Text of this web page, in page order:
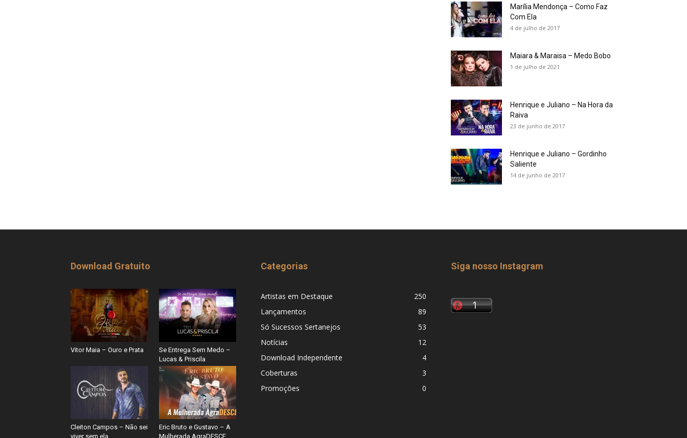
Marília Mendonça – Como Faz
Com Ela
4 de julho de 2017
Maiara & Maraisa – Medo Bobo
1 de julho de 2021
Henrique e Juliano – Na Hora da
Raiva
23 de junho de 2017
Henrique e Juliano – Gordinho
Saliente
14 de junho de 2017
Download Gratuito
Vitor Maia – Ouro e Prata
Se Entrega Sem Medo –
Lucas & Priscila
Cleiton Campos – Não sei
viver sem ela
Eric Bruto e Gustavo – A
Mulherada AgraDESCE
Categorias
Artistas em Destaque
250
Lançamentos
89
Só Sucessos Sertanejos
53
Notícias
12
Download Independente
4
Coberturas
3
Promoções
0
Siga nosso Instagram